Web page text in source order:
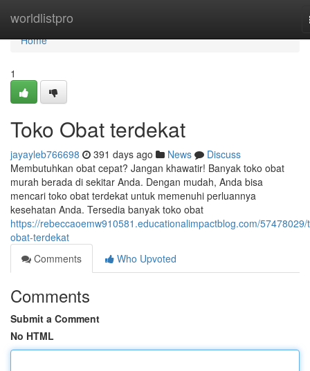
worldlistpro
Home
Home
1
Toko Obat terdekat
jayayleb766698 391 days ago News
Discuss
Membutuhkan obat cepat? Jangan khawatir! Banyak toko obat
murah berada di sekitar Anda. Dengan mudah, Anda bisa
mencari toko obat terdekat untuk memenuhi perluannya
kesehatan Anda. Tersedia banyak toko obat
https://rebeccaoemw910581.educationalimpactblog.com/
obat-terdekat
Comments
Who Upvoted
Comments
Submit a Comment
No HTML